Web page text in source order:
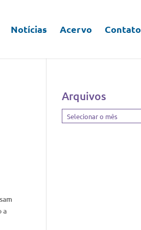
Notícias Acervo Contato
a
Arquivos
Arquivos